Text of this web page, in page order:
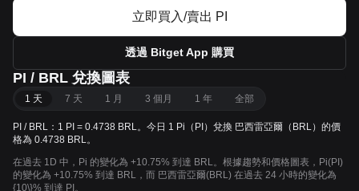
立即買入/賣出 PI
透過 Bitget App 購買
PI / BRL 兌換圖表
1 天 7 天 1 月 3 個月 1 年 全部
PI / BRL：1 PI = 0.4738 BRL。今日 1 Pi（PI）兌換 巴西雷亞爾（BRL）的價
格為 0.4738 BRL。
在過去 1D 中，Pi 的變化為 +10.75% 到達 BRL。根據趨勢和價格圖表，Pi(PI)
的變化為 +10.75% 到達 BRL，而 巴西雷亞爾(BRL) 在過去 24 小時的變化為
{10\}% 到達 PI。